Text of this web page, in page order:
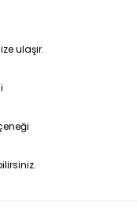
ulaşır.